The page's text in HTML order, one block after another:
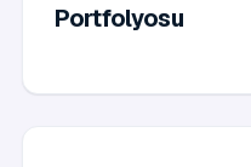
Portfolyosu